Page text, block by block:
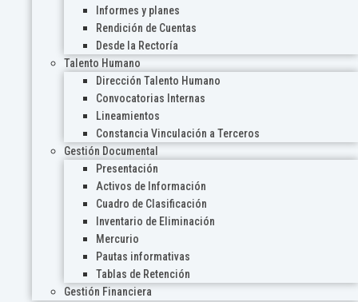
Informes y planes
Rendición de Cuentas
Desde la Rectoría
Talento Humano
Dirección Talento Humano
Convocatorias Internas
Lineamientos
Constancia Vinculación a Terceros
Gestión Documental
Presentación
Activos de Información
Cuadro de Clasificación
Inventario de Eliminación
Mercurio
Pautas informativas
Tablas de Retención
Gestión Financiera